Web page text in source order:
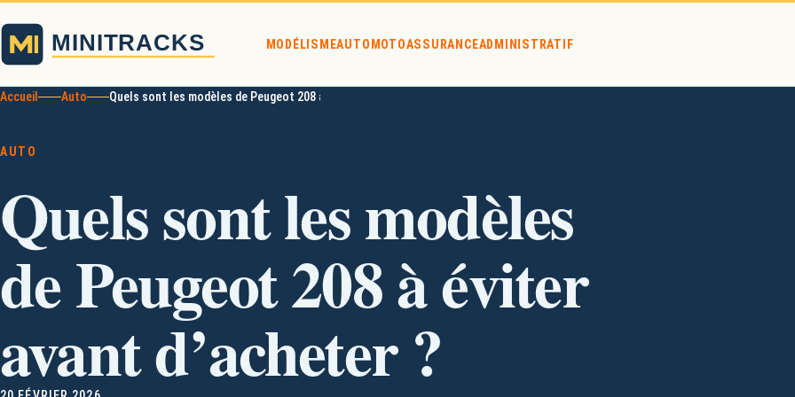
MODÉLISMEAUTO MOTOASSURANCEADMINISTRATIF
Accueil Auto Quels sont les modèles de Peugeot 208 à éviter avant d’acheter ?
AUTO
Quels sont les modèles
de Peugeot 208 à éviter
avant d’acheter ?